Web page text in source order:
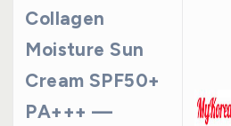
Collagen
Moisture Sun
Cream SPF50+
PA+++ —